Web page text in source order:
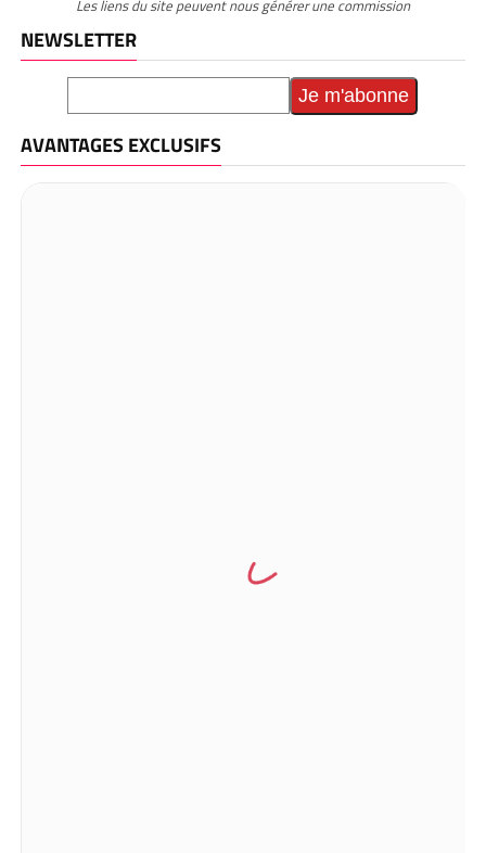
Les liens du site peuvent nous générer une commission
NEWSLETTER
AVANTAGES EXCLUSIFS